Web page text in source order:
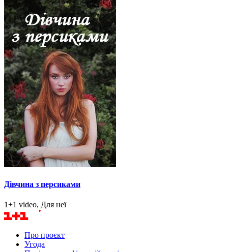
Дівчина з персиками
1+1 video, Для неї
Про проєкт
Угода